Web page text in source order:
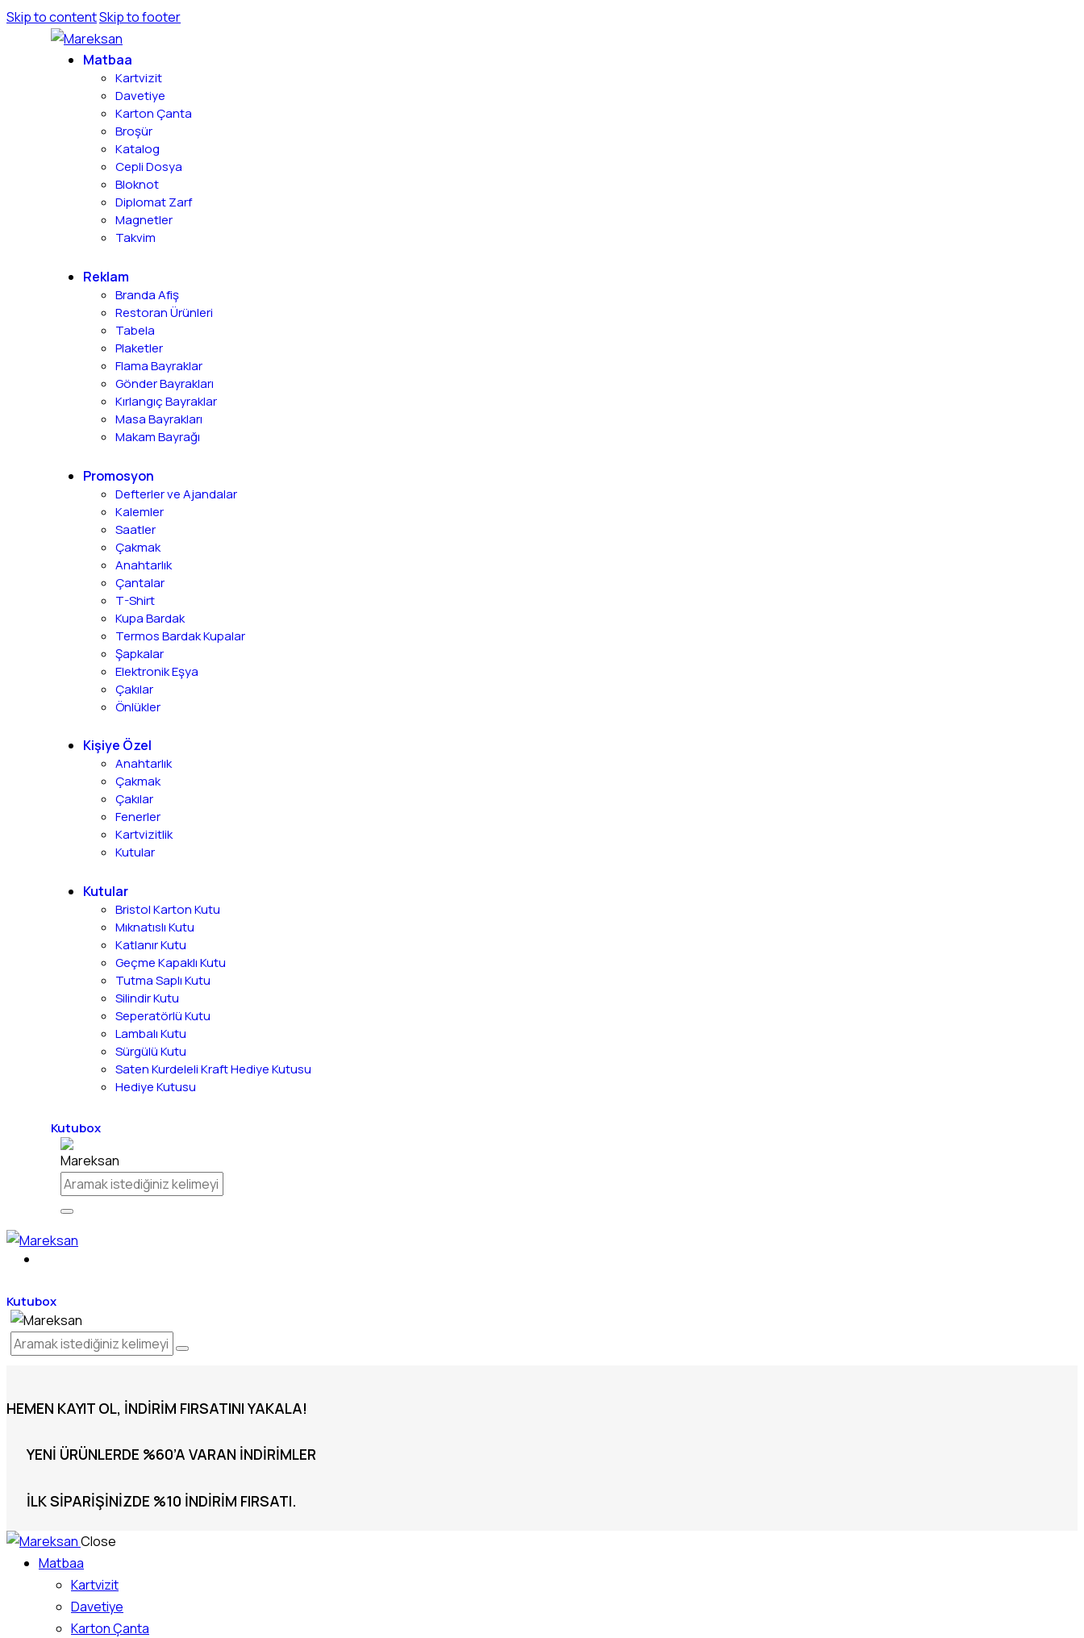
Skip to contentSkip to footer
Matbaa
Kartvizit
Davetiye
Karton Çanta
Broşür
Katalog
Cepli Dosya
Bloknot
Diplomat Zarf
Magnetler
Takvim
Reklam
Branda Afiş
Restoran Ürünleri
Tabela
Plaketler
Flama Bayraklar
Gönder Bayrakları
Kırlangıç Bayraklar
Masa Bayrakları
Makam Bayrağı
Promosyon
Defterler ve Ajandalar
Kalemler
Saatler
Çakmak
Anahtarlık
Çantalar
T-Shirt
Kupa Bardak
Termos Bardak Kupalar
Şapkalar
Elektronik Eşya
Çakılar
Önlükler
Kişiye Özel
Anahtarlık
Çakmak
Çakılar
Fenerler
Kartvizitlik
Kutular
Kutular
Bristol Karton Kutu
Mıknatıslı Kutu
Katlanır Kutu
Geçme Kapaklı Kutu
Tutma Saplı Kutu
Silindir Kutu
Seperatörlü Kutu
Lambalı Kutu
Sürgülü Kutu
Saten Kurdeleli Kraft Hediye Kutusu
Hediye Kutusu
Kutubox
Kutubox
HEMEN KAYIT OL, İNDIRIM FIRSATINI YAKALA!
YENI ÜRÜNLERDE %60’A VARAN İNDIRIMLER
İLK SIPARIŞINIZDE %10 INDIRIM FIRSATI.
Close
Matbaa
Kartvizit
Davetiye
Karton Çanta